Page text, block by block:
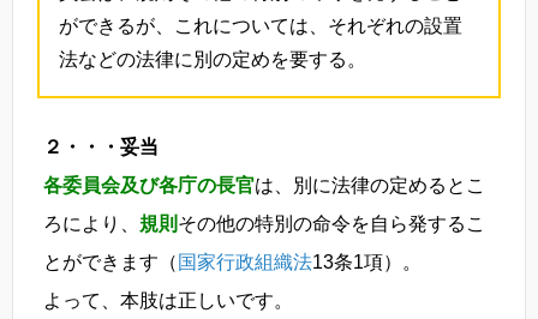
ができるが、これについては、それぞれの設置
法などの法律に別の定めを要する。
２・・・妥当
各委員会及び各庁の長官は、別に法律の定めるとこ
ろにより、 規則 その他の特別の命令を自ら発するこ
とができます（ 国家行政組織法13条1項）。
よって、本肢は正しいです。